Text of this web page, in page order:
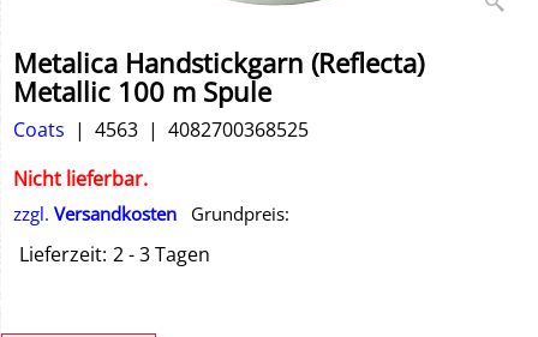
Metalica Handstickgarn (Reflecta)
Metallic 100 m Spule
Coats 4563
4082700368525
Nicht lieferbar.
zzgl. Versandkosten Grundpreis:
Lieferzeit: 2 - 3 Tagen